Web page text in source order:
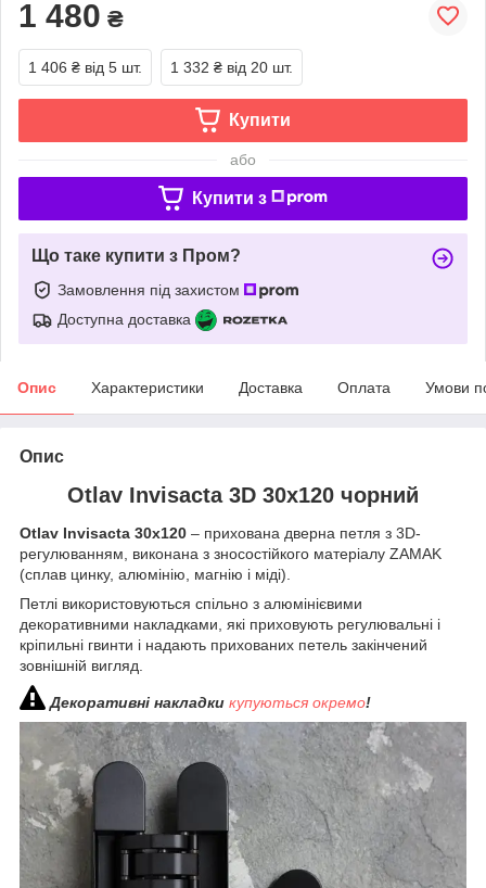
1 480 ₴
1 406 ₴ від 5 шт. 1 332 ₴ від 20 шт.
Купити
або
Купити з
Що таке купити з Пром?
Замовлення під захистом
Доступна доставка
Опис Характеристики Доставка Оплата Умови
Опис
Otlav Invisacta 3D 30х120 чорний
Otlav Invisacta 30х120 – прихована дверна петля з 3D-
регулюванням, виконана з зносостійкого матеріалу ZAMAK
(сплав цинку, алюмінію, магнію і міді).
Петлі використовуються спільно з алюмінієвими
декоративними накладками, які приховують регулювальні і
кріпильні гвинти і надають прихованих петель закінчений
зовнішній вигляд.
Декоративні накладки купуються окремо!